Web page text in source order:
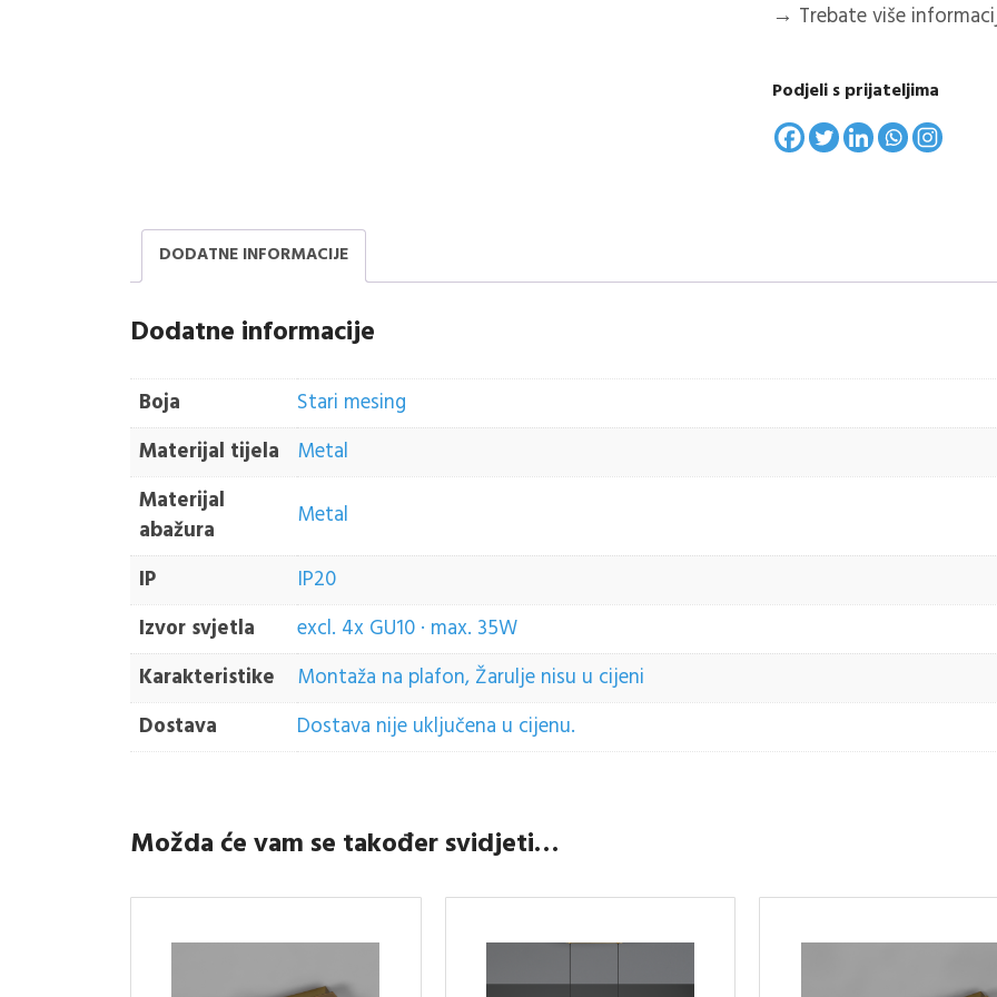
→ Trebate više
Podjeli s prijateljima
DODATNE INFORMACIJE
Dodatne informacije
Boja
Stari mesing
Materijal tijela Metal
Materijal
abažura
Metal
IP
IP20
Izvor svjetla
excl. 4x GU10 · max. 35W
Karakteristike
Montaža na plafon, Žarulje nisu u cijeni
Dostava
Dostava nije uključena u cijenu.
Možda će vam se također svidjeti…